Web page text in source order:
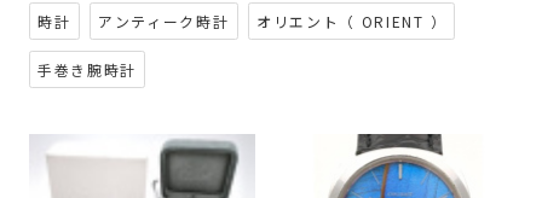
時計 アンティーク時計 オリエント（ ORIENT ）
手巻き腕時計